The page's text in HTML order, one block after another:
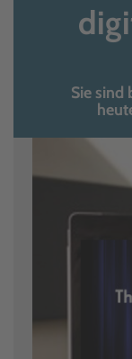
Sie sind